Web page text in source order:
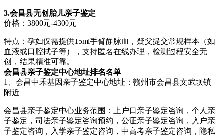
3.会昌县无创胎儿亲子鉴定
价格：3800元-4300元
特点：孕妇仅需提供15ml手臂静脉血，疑父提交常规样本（如
血液或口腔拭子等），支持匿名在线办理，检测过程安全无
创，结果精准可靠。
会昌县亲子鉴定中心地址排名名单
1、会昌中禾基因亲子鉴定中心地址：赣州市会昌县文武坝镇
附近
会昌县亲子鉴定中心业务范围：上户口亲子鉴定咨询，个人亲
子鉴定，司法亲子鉴定咨询预约，公证亲子鉴定咨询，入户亲
子鉴定咨询，入学亲子鉴定咨询，中高考亲子鉴定咨询，隐私